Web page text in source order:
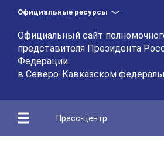
Официальные ресурсы
Официальный сайт
представителя Президента
Федерации
в Северо-Кавказском
Пресс-центр